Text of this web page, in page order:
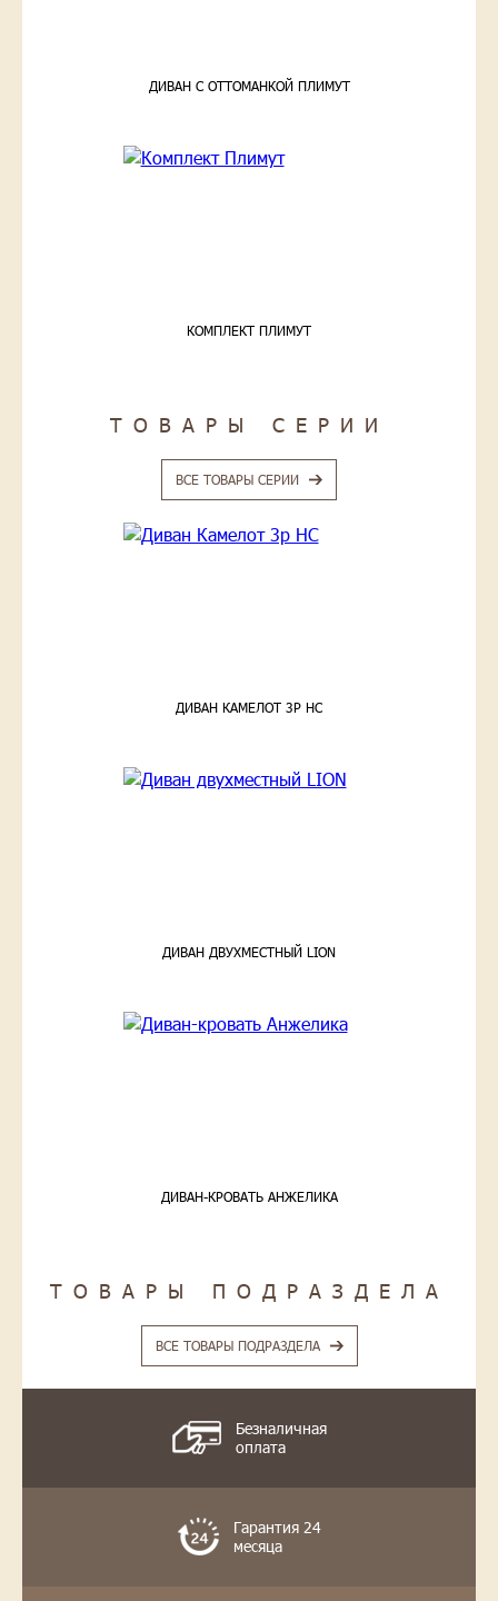
ДИВАН С ОТТОМАНКОЙ ПЛИМУТ
КОМПЛЕКТ ПЛИМУТ
ТОВАРЫ СЕРИИ
ВСЕ ТОВАРЫ СЕРИИ
ДИВАН КАМЕЛОТ 3Р HC
ДИВАН ДВУХМЕСТНЫЙ LION
ДИВАН-КРОВАТЬ АНЖЕЛИКА
ТОВАРЫ ПОДРАЗДЕЛА
ВСЕ ТОВАРЫ ПОДРАЗДЕЛА
Безналичная
оплата
Гарантия 24
месяца